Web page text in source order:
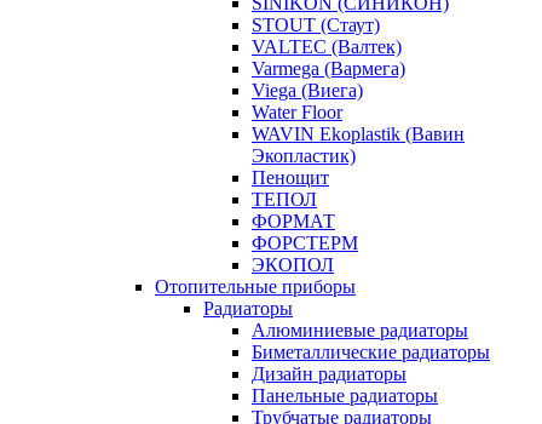
STOUT (Стаут)
VALTEC (Валтек)
Varmega (Вармега)
Viega (Виега)
Water Floor
WAVIN Ekoplastik (Вавин
Экопластик)
Пенощит
ТЕПОЛ
ФОРМАТ
ФОРСТЕРМ
ЭКОПОЛ
Отопительные приборы
Радиаторы
Алюминиевые радиаторы
Биметаллические радиаторы
Дизайн радиаторы
Панельные радиаторы
Трубчатые радиаторы